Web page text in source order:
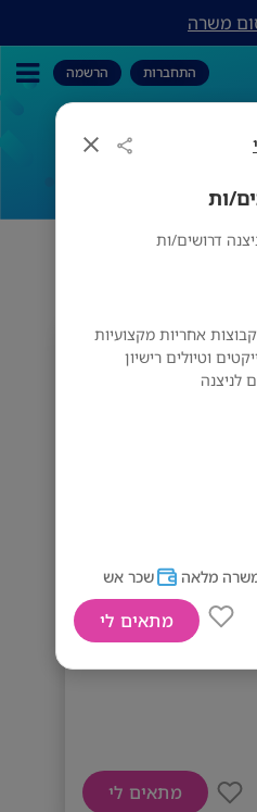
ות
דרושים/ות
אחריות מקצועיות
וטיולים רישיון
לניצנה
מלאה שכר אש
מתאים לי
משרה
התחברות הרשמה
ות
מתאים לי